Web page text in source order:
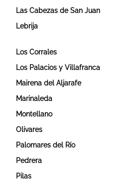
Las Cabezas de San Juan
Lebrija
Los Corrales
Los Palacios y Villafranca
Mairena del Aljarafe
Marinaleda
Montellano
Olivares
Palomares del Río
Pedrera
Pilas